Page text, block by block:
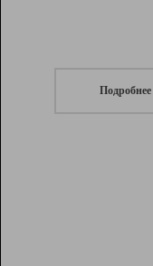
Подробнее